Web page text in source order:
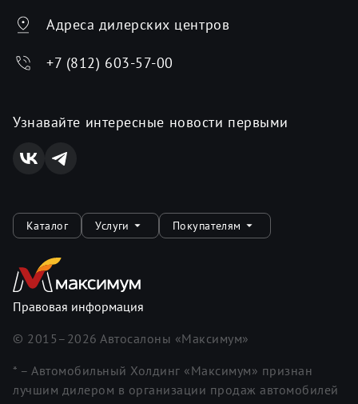
Адреса дилерских центров
+7 (812) 603-57-00
Узнавайте интересные новости первыми
Каталог Услуги Покупателям
Правовая информация
© 2015– 2026 Автосалоны «Максимум»
* – Автомобильный Холдинг «Максимум» признан
лучшим дилером в организации продаж автомобилей